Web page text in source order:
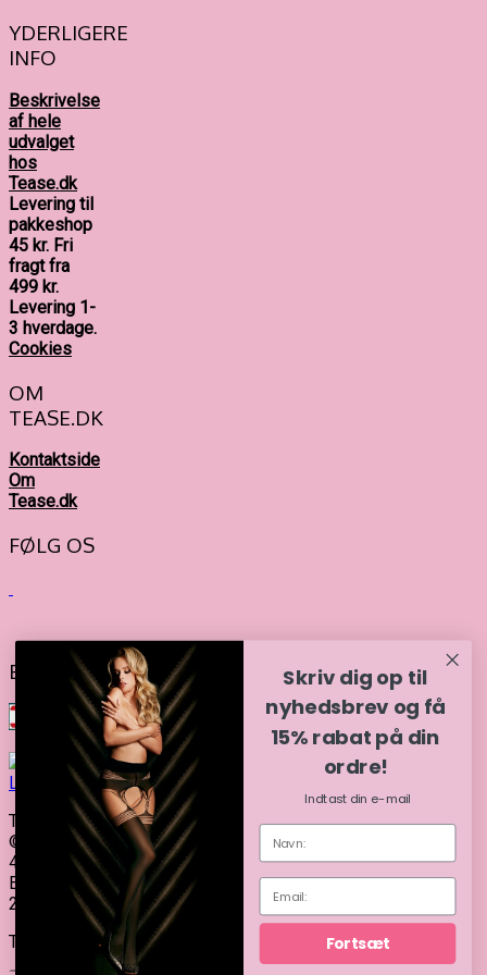
YDERLIGERE
INFO
Beskrivelse
af hele
udvalget
hos
Tease.dk
Levering til
pakkeshop
45 kr. Fri
fragt fra
499 kr.
Levering 1-
3 hverdage.
Cookies
OM
TEASE.DK
Kontaktside
Om
Tease.dk
FØLG OS
BETALINGSMULIGHEDER
Tease 2026
© | CVR
40786945 |
Etableret
2024
Theme by
SiteOrigin
Skriv dig op til
nyhedsbrev og få
15% rabat på din
ordre!
Indtast din e-mail
Fortsæt